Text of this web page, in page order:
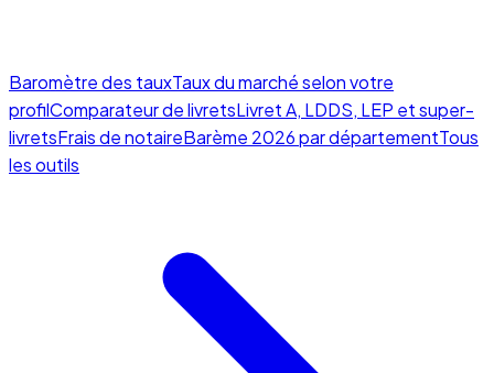
Baromètre des tauxTaux du marché selon votre
profilComparateur de livretsLivret A, LDDS, LEP et super-
livretsFrais de notaireBarème 2026 par départementTous
les outils